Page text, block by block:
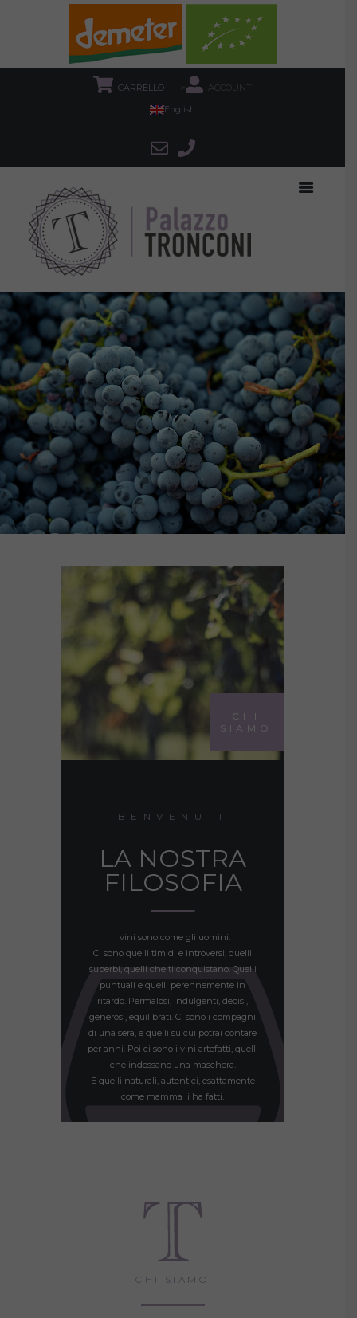
CARRELLO ACCOUNT
English
ECCELLENZE BIODINAMICHE
CHI
SIAMO
BENVENUTI
LA NOSTRA
FILOSOFIA
I vini sono come gli uomini.
Ci sono quelli timidi e introversi, quelli
superbi, quelli che ti conquistano. Quelli
puntuali e quelli perennemente in
ritardo. Permalosi, indulgenti, decisi,
generosi, equilibrati. Ci sono i compagni
di una sera, e quelli su cui potrai contare
per anni. Poi ci sono i vini artefatti, quelli
che indossano una maschera.
E quelli naturali, autentici, esattamente
come mamma li ha fatti.
CHI SIAMO